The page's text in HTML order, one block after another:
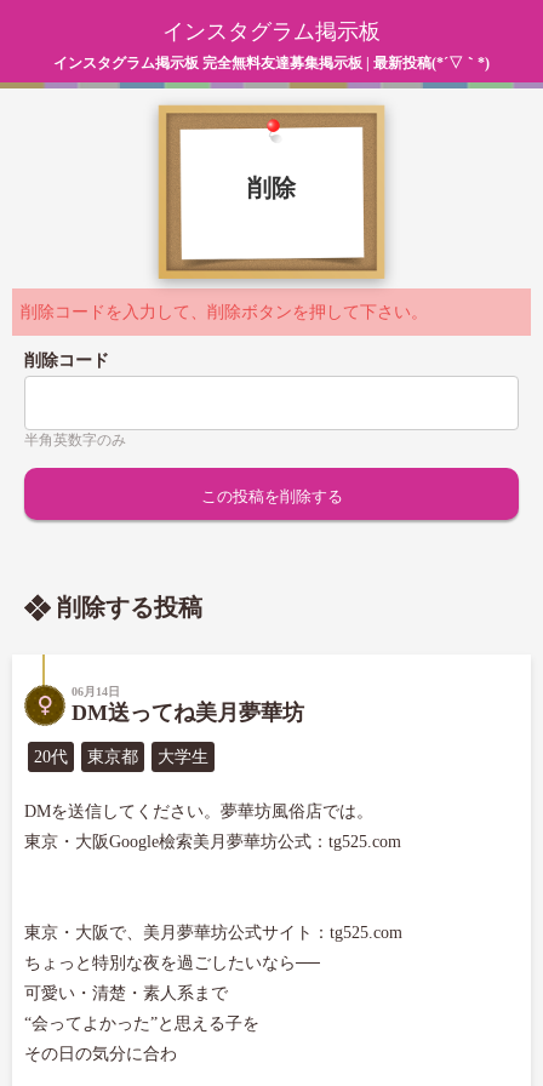
インスタグラム掲示板
インスタグラム掲示板 完全無料友達募集掲示板 | 最新投稿(*´▽｀*)
削除
削除コードを入力して、削除ボタンを押して下さい。
削除コード
半角英数字のみ
削除する投稿
06月14日
DM送ってね美月夢華坊
20代 東京都 大学生
DMを送信してください。夢華坊風俗店では。
東京・大阪Google檢索美月夢華坊公式：tg525.com
東京・大阪で、美月夢華坊公式サイト：tg525.com
ちょっと特別な夜を過ごしたいなら──
可愛い・清楚・素人系まで
“会ってよかった”と思える子を
その日の気分に合わ